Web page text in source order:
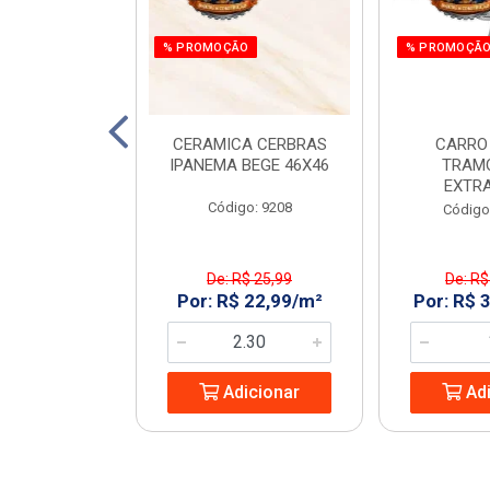
% PROMOÇÃO
CERAMICA CERBRAS
IPANEMA BEGE 46X46
Código: 9208
De: R$ 25,99
Por: R$ 22,99/m²
Adicionar
%
De:
Por: R$